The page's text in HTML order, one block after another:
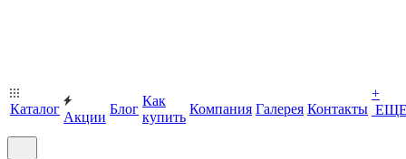
Каталог
Акции
Блог
Как
купить
Компания Галерея Контакты
+